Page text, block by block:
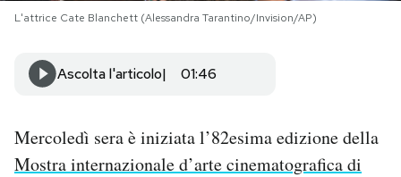
I MIEI PREFERITI
SHOP
CALENDARIO
L'attrice Cate Blanchett (Alessandra Tarantino/Invision/AP)
Ascolta l'articolo 01:46
Mercoledì sera è iniziata l’82esima edizione della
Mostra internazionale d’arte cinematografica di